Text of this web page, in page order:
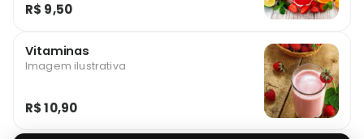
R$ 9,50
Vitaminas
Imagem ilustrativa
R$ 10,90